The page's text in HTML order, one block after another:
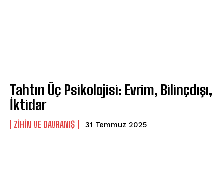
Tahtın Üç Psikolojisi: Evrim, Bilinçdışı,
İktidar
⁠ZIHIN VE DAVRANIŞ 31 Temmuz 2025